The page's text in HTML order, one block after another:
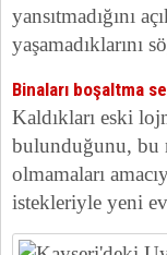
yansıtmadığını
yaşamadıklarını
Binaları boşaltma
Kaldıkları eski
bulunduğunu, bu
olmamaları
istekleriyle yeni